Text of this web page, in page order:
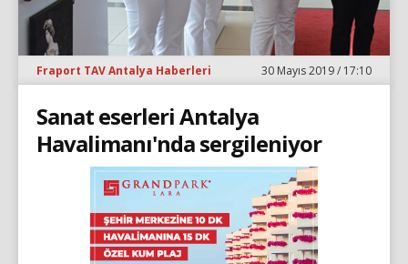
Fraport TAV Antalya Haberleri 30 Mayıs 2019 / 17:10
Sanat eserleri Antalya
Havalimanı'nda sergileniyor